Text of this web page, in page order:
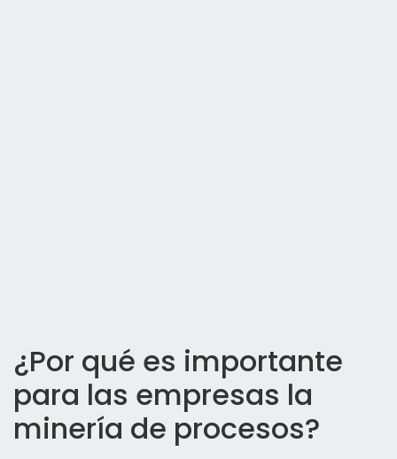
¿Por qué es importante
para las empresas la
minería de procesos?